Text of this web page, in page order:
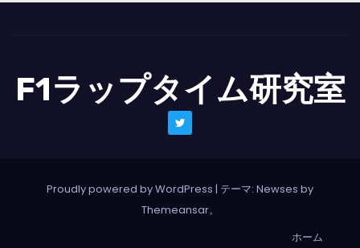
一
F1ラップタイム研究室
Proudly powered by WordPress | テーマ: Newses by
Themeansar。
ホーム